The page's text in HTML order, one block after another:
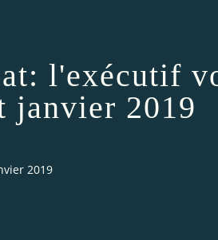
l'exécutif
janvier 2019
2019